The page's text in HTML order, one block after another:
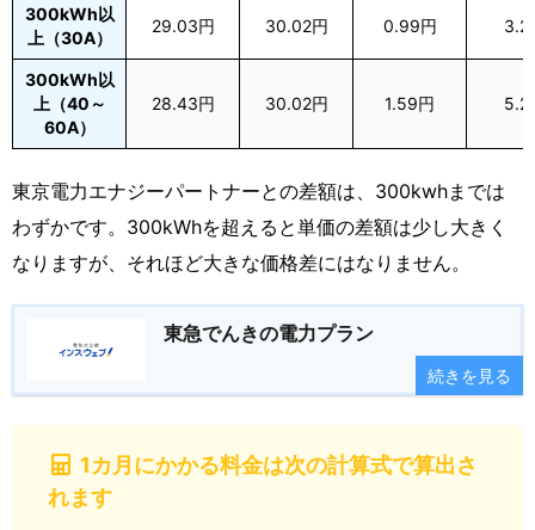
300kWh以
上（30A）
29.03円 30.02円 0.99円
300kWh以
上（40～
60A）
28.43円 30.02円 1.59円
東京電力エナジーパートナーとの差額は、300kwhまでは
わずかです。300kWhを超えると単価の差額は少し大きく
なりますが、それほど大きな価格差にはなりません。
東急でんきの電力プラン
続きを見る
1カ月にかかる料金は次の計算式で算出さ
れます